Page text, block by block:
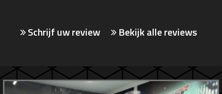
Schrijf uw review Bekijk alle reviews